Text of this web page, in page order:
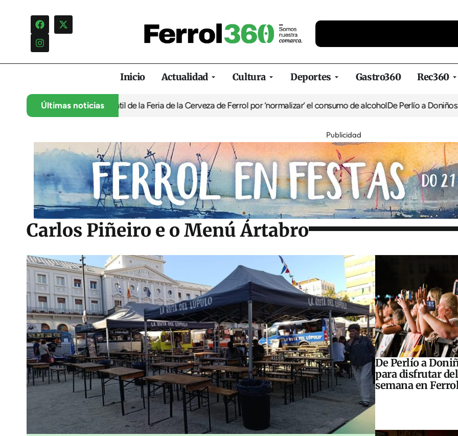
Inicio Actualidad Cultura Deportes Gastro360 Rec360
Últimas noticias
infantil de la Feria de la Cerveza de Ferrol por ‘normalizar’ el consumo de alcoholDe Perlío a Doniños: guía para
Publicidad
Carlos Piñeiro e o Menú Ártabro
De Perlío a
para disfrutar
semana en